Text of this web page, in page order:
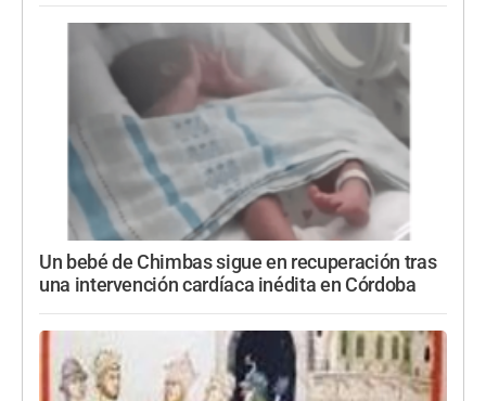
Un bebé de Chimbas sigue en recuperación tras
una intervención cardíaca inédita en Córdoba